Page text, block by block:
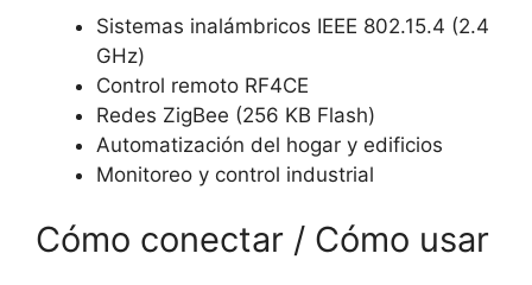
Sistemas inalámbricos IEEE 802.15.4 (2.4
GHz)
Control remoto RF4CE
Redes ZigBee (256 KB Flash)
Automatización del hogar y edificios
Monitoreo y control industrial
Cómo conectar / Cómo usar